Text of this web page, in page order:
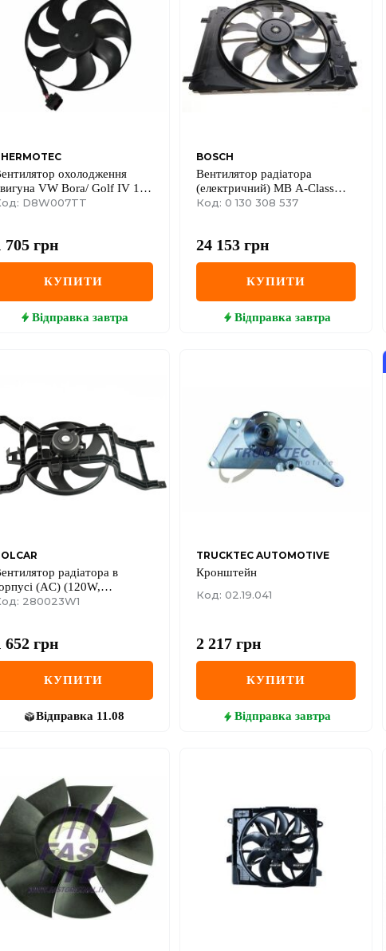
NISSAN OPEL
RENAULT SEAT
TESLA TOYOTA
охолодження
VW Bora/ Golf IV 1.6-
1.9TDI 97-06
D8W007TT
705 грн
КУПИТИ
Відправка завтра
BOSCH
Вентилятор радіатора
(електричний) MB A-Class
(W176) 12-18
Код: 0 130 308 537
24 153 грн
КУПИТИ
Відправка завтра
радіатора в
(AC) (120W,
Renault Logan I /
280023W1
652 грн
КУПИТИ
Відправка 11.08
TRUCKTEC AUTOMOTIVE
Кронштейн
Код: 02.19.041
2 217 грн
КУПИТИ
Відправка завтра